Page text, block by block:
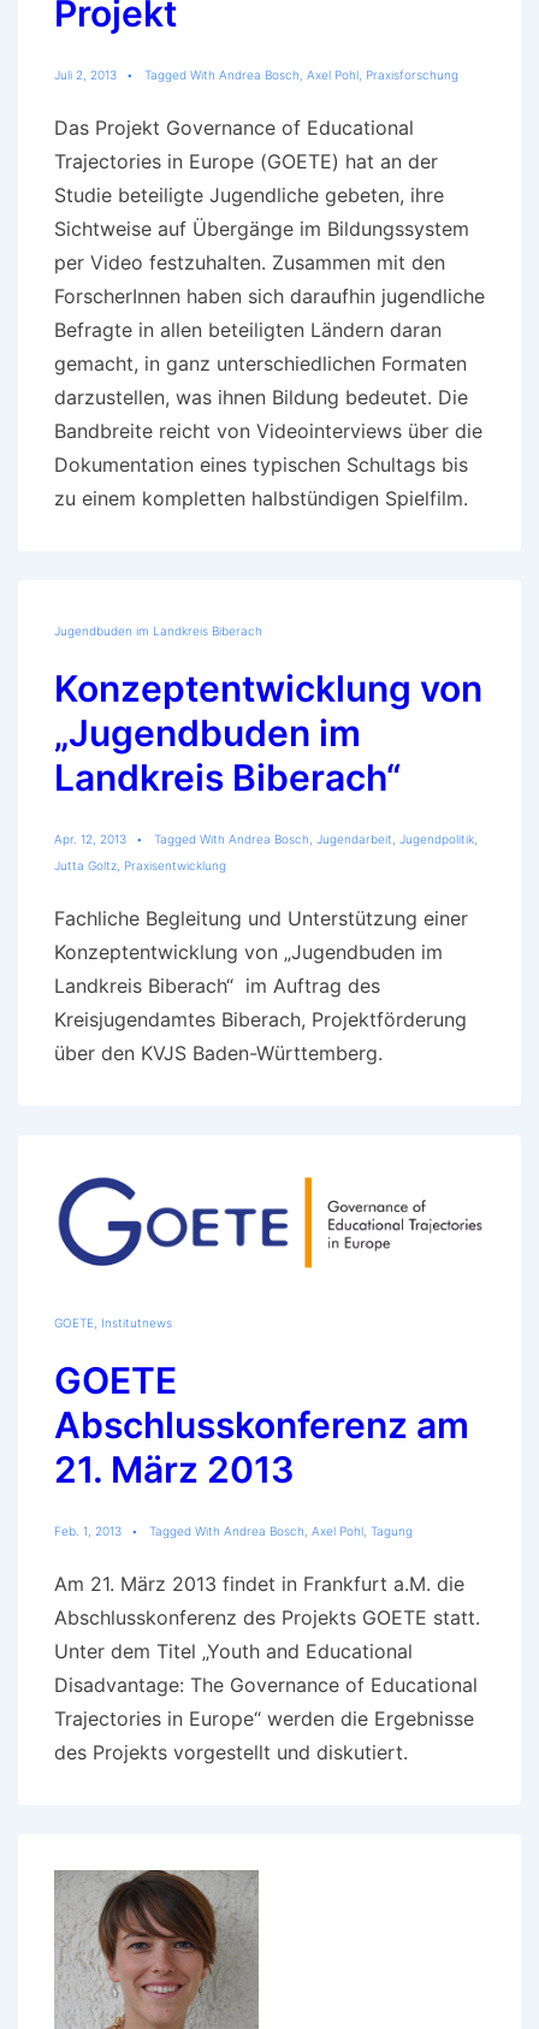
Projekt
Juli 2, 2013 Tagged With Andrea Bosch Axel Pohl, Praxisforschung
Das Projekt Governance of Educational
Trajectories in Europe (GOETE) hat an der
Studie beteiligte Jugendliche gebeten, ihre
Sichtweise auf Übergänge im Bildungssystem
per Video festzuhalten. Zusammen mit den
ForscherInnen haben sich daraufhin jugendliche
Befragte in allen beteiligten Ländern daran
gemacht, in ganz unterschiedlichen Formaten
darzustellen, was ihnen Bildung bedeutet. Die
Bandbreite reicht von Videointerviews über die
Dokumentation eines typischen Schultags bis
zu einem kompletten halbstündigen Spielfilm.
Jugendbuden im Landkreis Biberach
Konzeptentwicklung von
„Jugendbuden im
Landkreis Biberach“
Apr. 12, 2013 Tagged With Andrea Bosch Jugendarbeit Jugendpolitik,
Jutta Goltz Praxisentwicklung
Fachliche Begleitung und Unterstützung einer
Konzeptentwicklung von „Jugendbuden im
Landkreis Biberach“ im Auftrag des
Kreisjugendamtes Biberach, Projektförderung
über den KVJS Baden-Württemberg.
GOETE Institutnews
GOETE
Abschlusskonferenz am
21. März 2013
Feb. 1, 2013 Tagged With Andrea Bosch Axel Pohl, Tagung
Am 21. März 2013 findet in Frankfurt a.M. die
Abschlusskonferenz des Projekts GOETE statt.
Unter dem Titel „Youth and Educational
Disadvantage: The Governance of Educational
Trajectories in Europe“ werden die Ergebnisse
des Projekts vorgestellt und diskutiert.